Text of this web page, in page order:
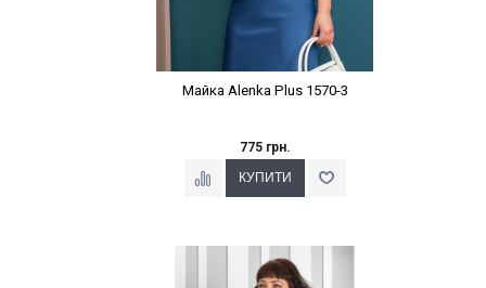
Майка Alenka Plus 1570-3
775 грн.